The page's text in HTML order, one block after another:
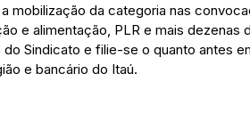
mobilização da categoria nas
e alimentação, PLR e mais dezenas
Sindicato e filie-se o quanto antes
e bancário do Itaú.